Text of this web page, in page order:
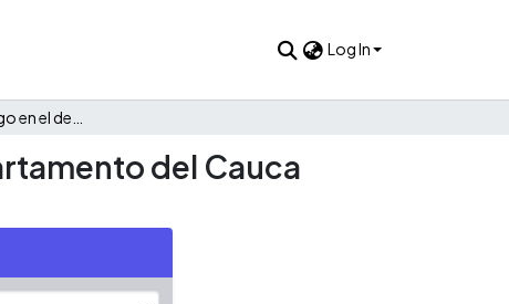
Log In
del Cauca